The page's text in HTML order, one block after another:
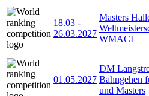
18.03 -
26.03.2027
Masters
WMACI
01.05.2027
DM
Bahngehen
und Masters